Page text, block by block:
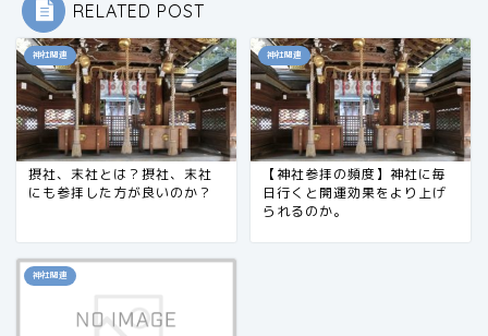
RELATED POST
神社関連
摂社、末社とは？摂社、末社
にも参拝した方が良いのか？
神社関連
【神社参拝の頻度】神社に毎
日行くと開運効果をより上げ
られるのか。
神社関連